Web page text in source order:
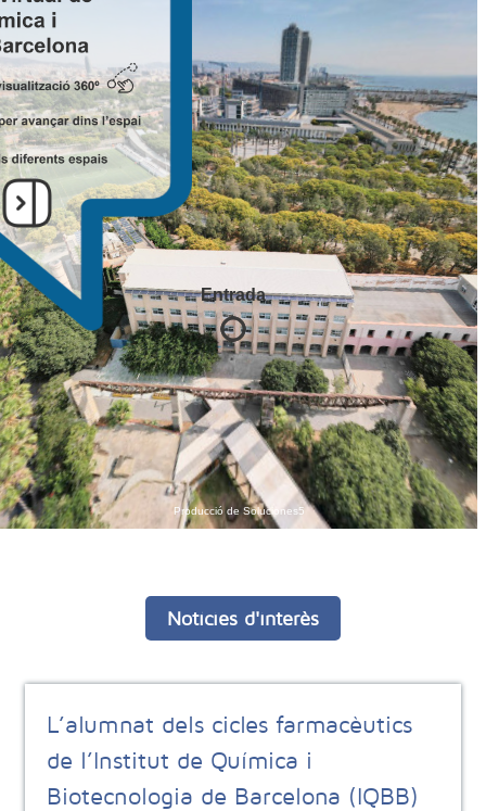
Notícies d'interès
L’alumnat dels cicles farmacèutics
de l’Institut de Química i
Biotecnologia de Barcelona (IQBB)